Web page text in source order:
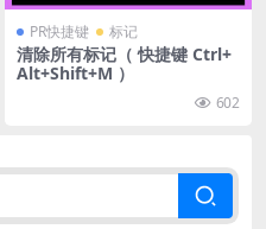
PR快捷键 标记
清除所有标记（ 快捷键 Ctrl+
Alt+Shift+M ）
602